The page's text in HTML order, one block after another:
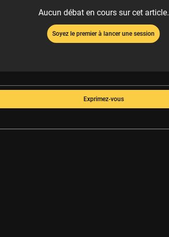
Aucun débat en cours sur cet article.
Soyez le premier à lancer une session
Exprimez-vous